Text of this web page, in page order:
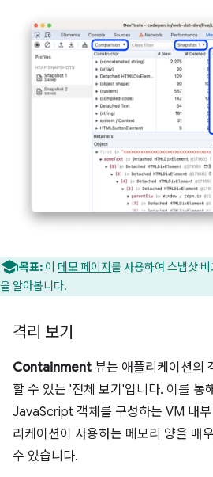
목표: 이 데모 페이지를 사용하여 스냅샷
을 알아봅니다.
격리 보기
Containment 뷰는 애플리케이션의
할 수 있는 '전체 보기'입니다. 이를 통
JavaScript 객체를 구성하는 VM 내
리케이션이 사용하는 메모리 양을 매
수 있습니다.